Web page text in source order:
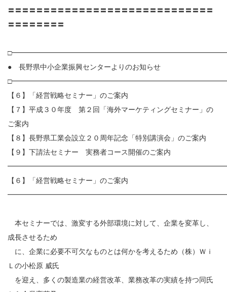
〓〓〓〓〓〓〓〓〓〓〓〓〓〓〓〓〓〓〓〓〓〓〓〓〓〓〓〓〓
〓〓〓〓〓〓〓〓
● 長野県中小企業振興センターよりのお知らせ
【６】「経営戦略セミナー」のご案内
【７】平成３０年度 第２回「海外マーケティングセミナー」の
ご案内
【８】長野県工業会設立２０周年記念「特別講演会」のご案内
【９】下請法セミナー 実務者コース開催のご案内
【６】「経営戦略セミナー」のご案内
本セミナーでは、激変する外部環境に対して、企業を変革し、
成長させるため
に、企業に必要不可欠なものとは何かを考えるため（株）Ｗｉ
Ｌの小松原 威氏
を迎え、多くの製造業の経営改革、業務改革の実績を持つ同氏